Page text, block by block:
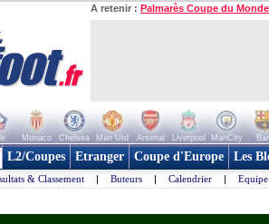
A retenir : Palmarès Coupe du Monde
Monaco Chelsea Man Utd Arsenal Liverpool ManCity
L2/Coupes Etranger Coupe d'Europe Les
& Classement | Buteurs | Calendrier |